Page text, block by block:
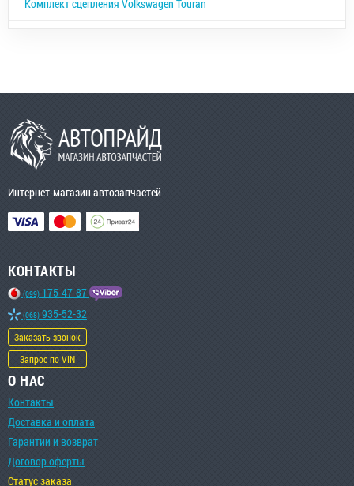
Комплект сцепления Volkswagen Touran
Интернет-магазин автозапчастей
КОНТАКТЫ
(099) 175-47-87
(068) 935-52-32
Заказать звонок
Запрос по VIN
О НАС
Контакты
Доставка и оплата
Гарантии и возврат
Договор оферты
Статус заказа